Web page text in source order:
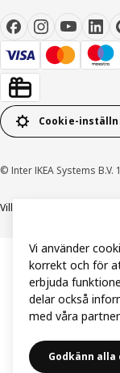
Cookie-
© Inter IKEA Systems
Villkor
Vi använder
korrekt och för
erbjuda
delar också
med våra
Godkänn alla